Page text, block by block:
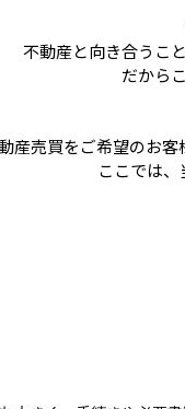
不動産と向き合うこ
だから
産売買をご希望のお客
ここでは